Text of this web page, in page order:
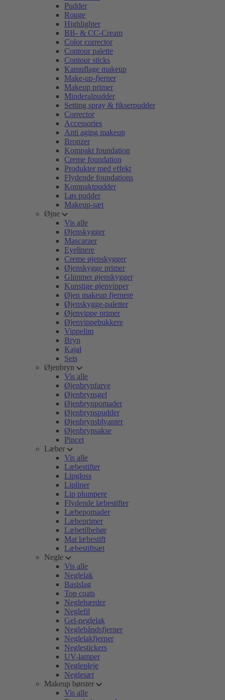
Pudder
Rouge
Highlighter
BB- & CC-Cream
Color corrector
Contour palette
Contour sticks
Kamuflage makeup
Make-up-fjerner
Makeup primer
Minderalpudder
Setting spray & fikserpudder
Corrector
Accessories
Anti aging makeup
Bronzer
Kompakt foundation
Creme foundation
Produkter med effekt
Flydende foundations
Kompaktpudder
Løs pudder
Makeup-sæt
Øjne
Vis alle
Øjenskygger
Mascaraer
Eyelinere
Creme øjenskygger
Øjenskygge primer
Glimmer øjenskygger
Kunstige øjenvipper
Øjen makeup fjernere
Øjenskygge-paletter
Øjenvippe primer
Øjenvippebukkere
Vippelim
Bryn
Kajal
Sets
Øjenbryn
Vis alle
Øjenbrynfarve
Øjenbrynsgel
Øjenbrynpomader
Øjenbrynspudder
Øjenbrynsblyanter
Øjenbrynsakse
Pincet
Læber
Vis alle
Læbestifter
Lipgloss
Lipliner
Lip plumpere
Flydende læbestifter
Læbepomader
Læbeprimer
Læbetilbehør
Mat læbestift
Læbestiftsæt
Negle
Vis alle
Neglelak
Basislag
Top coats
Neglehærder
Neglefil
Gel-neglelak
Neglebåndsfjerner
Neglelakfjerner
Neglestickers
UV-lamper
Neglepleje
Neglesæt
Makeup børster
Vis alle